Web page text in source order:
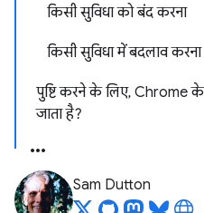
किसी सुविधा को बंद करना
किसी सुविधा में बदलाव करना
पुष्टि करने के लिए, Chrome
जाता है?
Sam Dutton